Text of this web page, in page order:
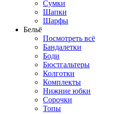
Сумки
Шапки
Шарфы
Бельё
Посмотреть всё
Бандалетки
Боди
Бюстгальтеры
Колготки
Комплекты
Нижние юбки
Сорочки
Топы